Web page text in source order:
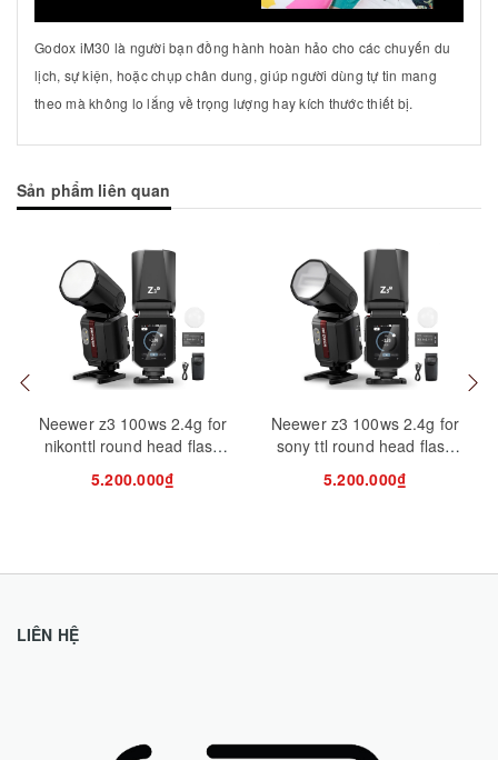
Godox iM30 là người bạn đồng hành hoàn hảo cho các chuyến du
lịch, sự kiện, hoặc chụp chân dung, giúp người dùng tự tin mang
theo mà không lo lắng về trọng lượng hay kích thước thiết bị.
Sản phẩm liên quan
Neewer z3 100ws 2.4g for
nikonttl round head flash
5.200.000₫
Neewer z3 100ws 2.4g for
sony ttl round head flash
5.200.000₫
LIÊN HỆ